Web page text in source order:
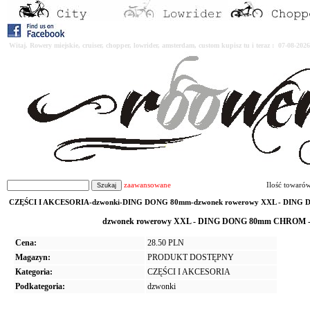
Witaj. Rowery miejskie, cruiser, chopper, lowrider, amsterdam, custom kupisz tu i teraz : 07-08-
zaawansowane Ilość
CZĘŚCI I AKCESORIA-dzwonki-DING DONG 80mm-dzwonek rowerowy XXL - DING
dzwonek rowerowy XXL - DING DONG 80mm CHROM
Cena:
28.50 PLN
Magazyn:
PRODUKT DOSTĘPNY
Kategoria:
CZĘŚCI I AKCESORIA
Podkategoria:
dzwonki